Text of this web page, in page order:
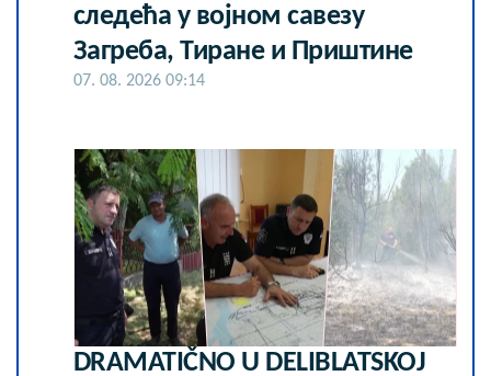
следећа у војном савезу
Загреба, Тиране и Приштине
07. 08. 2026 09:14
DRAMATIČNO U DELIBLATSKOJ